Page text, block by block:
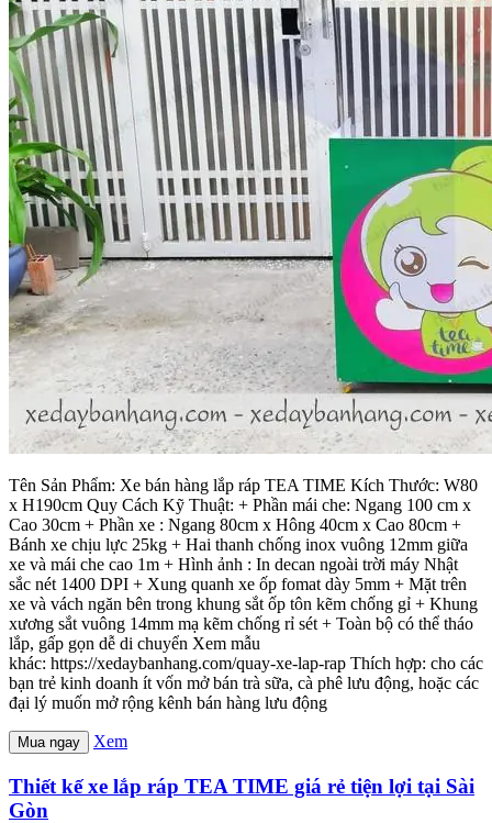
Tên Sản Phẩm: Xe bán hàng lắp ráp TEA TIME Kích Thước: W80
x H190cm Quy Cách Kỹ Thuật: + Phần mái che: Ngang 100 cm x
Cao 30cm + Phần xe : Ngang 80cm x Hông 40cm x Cao 80cm +
Bánh xe chịu lực 25kg + Hai thanh chống inox vuông 12mm giữa
xe và mái che cao 1m + Hình ảnh : In decan ngoài trời máy Nhật
sắc nét 1400 DPI + Xung quanh xe ốp fomat dày 5mm + Mặt trên
xe và vách ngăn bên trong khung sắt ốp tôn kẽm chống gỉ + Khung
xương sắt vuông 14mm mạ kẽm chống rỉ sét + Toàn bộ có thể tháo
lắp, gấp gọn dễ di chuyển Xem mẫu
khác: https://xedaybanhang.com/quay-xe-lap-rap Thích hợp: cho các
bạn trẻ kinh doanh ít vốn mở bán trà sữa, cà phê lưu động, hoặc các
đại lý muốn mở rộng kênh bán hàng lưu động
Mua ngay Xem
Thiết kế xe lắp ráp TEA TIME giá rẻ tiện lợi tại Sài
Gòn